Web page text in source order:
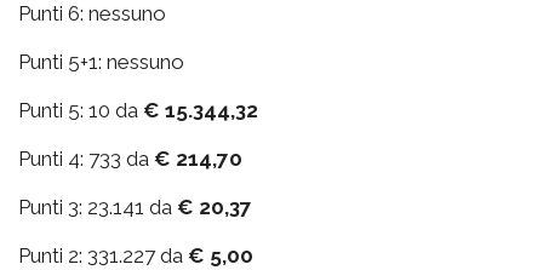
Punti 6: nessuno
Punti 5+1: nessuno
Punti 5: 10 da € 15.344,32
Punti 4: 733 da € 214,70
Punti 3: 23.141 da € 20,37
Punti 2: 331.227 da € 5,00